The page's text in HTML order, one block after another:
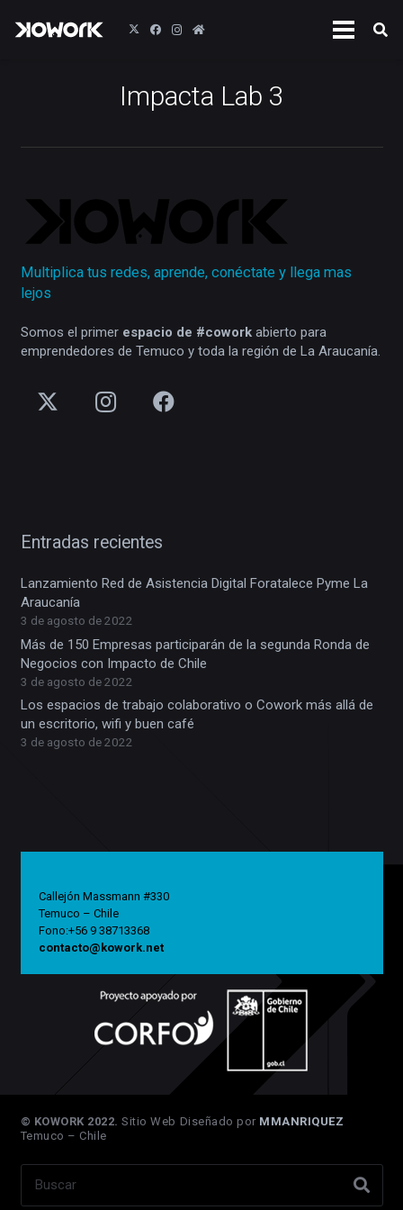
Impacta Lab 3
Multiplica tus redes, aprende, conéctate y llega mas
lejos
Somos el primer espacio de #coworkabierto para
emprendedores de Temuco y toda la región de La Araucanía.
Entradas recientes
Lanzamiento Red de Asistencia Digital Foratalece Pyme La
Araucanía
3 de agosto de 2022
Más de 150 Empresas participarán de la segunda Ronda de
Negocios con Impacto de Chile
3 de agosto de 2022
Los espacios de trabajo colaborativo o Cowork más allá de
un escritorio, wifi y buen café
3 de agosto de 2022
Callejón Massmann #330
Temuco – Chile
Fono:+56 9 38713368
contacto@kowork.net
© KOWORK 2022. Sitio Web Diseñado por MMANRIQUEZ
Temuco – Chile